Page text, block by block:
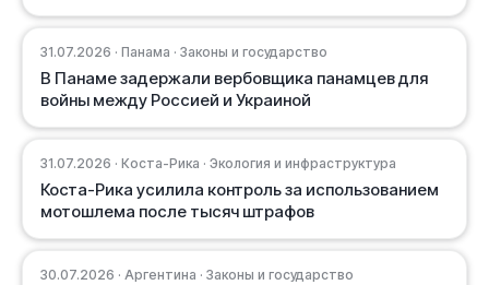
31.07.2026 · Панама · Законы и государство
В Панаме задержали вербовщика панамцев для
войны между Россией и Украиной
31.07.2026 · Коста-Рика · Экология и инфраструктура
Коста-Рика усилила контроль за использованием
мотошлема после тысяч штрафов
30.07.2026 · Аргентина · Законы и государство